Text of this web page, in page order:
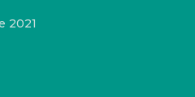
2021